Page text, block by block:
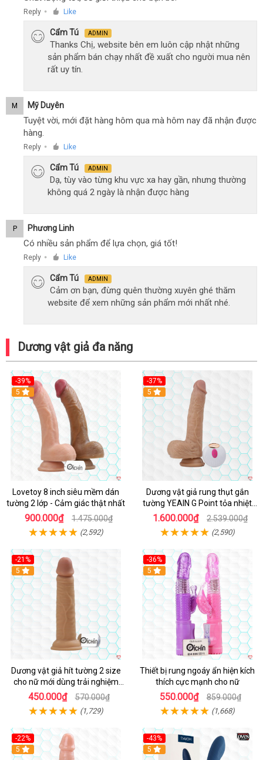
Reply ● Like
Cẩm Tú ADMIN
Thanks Chị, website bên em luôn cập nhật những
sản phẩm bán chạy nhất đề xuất cho người mua nên
rất uy tín.
M Mỹ Duyên
Tuyệt vời, mới đặt hàng hôm qua mà hôm nay đã nhận được
hàng.
Reply ● Like
Cẩm Tú ADMIN
Dạ, tùy vào từng khu vực xa hay gần, nhưng thường
không quá 2 ngày là nhận được hàng
P Phương Linh
Có nhiều sản phẩm để lựa chọn, giá tốt!
Reply ● Like
Cẩm Tú ADMIN
Cảm ơn bạn, đừng quên thường xuyên ghé thăm
website để xem những sản phẩm mới nhất nhé.
Dương vật giả đa năng
-39%
Hot
5
Lovetoy 8 inch siêu mềm dán
tường 2 lớp - Cảm giác thật nhất
900.000₫ 1.475.000₫
(2,592)
-37%
5
Dương vật giả rung thụt gắn
tường YEAIN G Point tỏa nhiệt
điều khiển từ xa
1.600.000₫ 2.539.000₫
(2,590)
-21%
Hot
5
Dương vật giả hít tường 2 size
cho nữ mới dùng trải nghiệm
thật
450.000₫ 570.000₫
(1,729)
-36%
Hot
5
Thiết bị rung ngoáy ẩn hiện kích
thích cực mạnh cho nữ
550.000₫ 859.000₫
(1,668)
-22%
Hot
5
-43%
Hot
5